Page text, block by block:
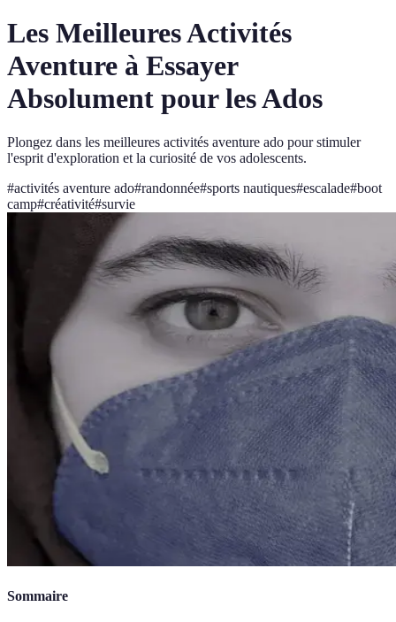
Les Meilleures Activités
Aventure à Essayer
Absolument pour les Ados
Plongez dans les meilleures activités aventure ado pour stimuler
l'esprit d'exploration et la curiosité de vos adolescents.
#activités aventure ado#randonnée#sports nautiques#escalade#boot
camp#créativité#survie
Sommaire